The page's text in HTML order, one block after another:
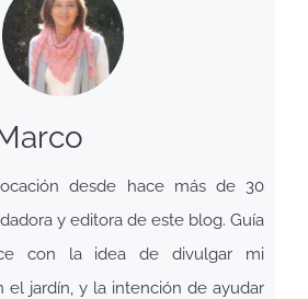
desde hace más de 30
y editora de este blog. Guía
con la idea de divulgar mi
el jardín, y la intención de ayudar